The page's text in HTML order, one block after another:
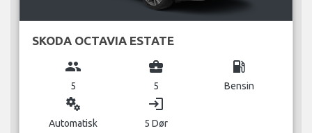
SKODA OCTAVIA ESTATE
group
5
business_center
5
local_gas_station
Bensin
miscellaneous_services
Automatisk
login
5 Dør